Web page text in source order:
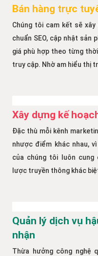
Bán hàng trực
Chúng tôi cam kết sẽ
chuẩn SEO, cập nhật sản
giá phù hợp theo từng
truy cập. Nhờ am hiểu thị
Xây dựng kế
Đặc thù mỗi kênh
nhược điểm khác nhau,
của chúng tôi luôn cung
lược truyền thông khác
Quản lý dịch vụ
nhận
Thừa hưởng công nghệ